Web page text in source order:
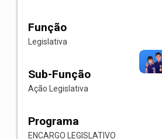
Função
Legislativa
Sub-Função
Ação Legislativa
Programa
ENCARGO LEGISLATIVO